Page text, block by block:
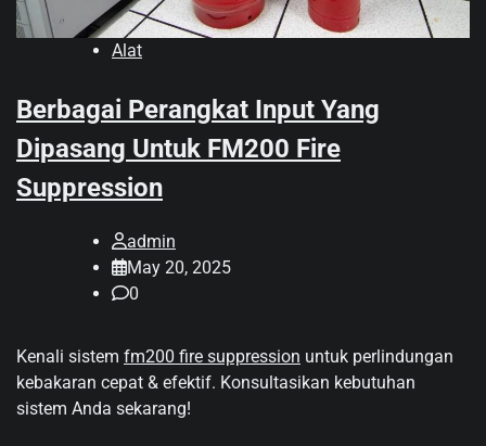
Alat
Berbagai Perangkat Input Yang
Dipasang Untuk FM200 Fire
Suppression
admin
May 20, 2025
0
Kenali sistem fm200 fire suppression untuk perlindungan
kebakaran cepat & efektif. Konsultasikan kebutuhan
sistem Anda sekarang!